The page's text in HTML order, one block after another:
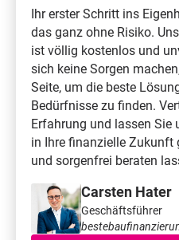
Ihr erster Schritt ins
das ganz ohne Risiko.
ist völlig kostenlos und
sich keine Sorgen
Seite, um die beste
Bedürfnisse zu finden.
Erfahrung und lassen Sie
in Ihre finanzielle Zukunft
und sorgenfrei beraten
Carsten Hater
Geschäftsführer